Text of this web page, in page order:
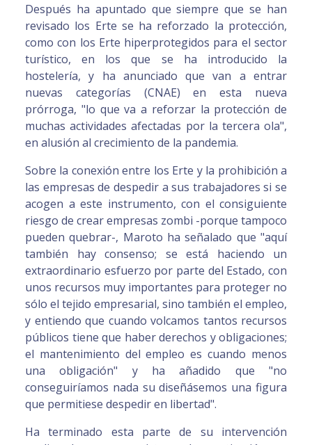
Después ha apuntado que siempre que se han
revisado los Erte se ha reforzado la protección,
como con los Erte hiperprotegidos para el sector
turístico, en los que se ha introducido la
hostelería, y ha anunciado que van a entrar
nuevas categorías (CNAE) en esta nueva
prórroga, "lo que va a reforzar la protección de
muchas actividades afectadas por la tercera ola",
en alusión al crecimiento de la pandemia.
Sobre la conexión entre los Erte y la prohibición a
las empresas de despedir a sus trabajadores si se
acogen a este instrumento, con el consiguiente
riesgo de crear empresas zombi -porque tampoco
pueden quebrar-, Maroto ha señalado que "aquí
también hay consenso; se está haciendo un
extraordinario esfuerzo por parte del Estado, con
unos recursos muy importantes para proteger no
sólo el tejido empresarial, sino también el empleo,
y entiendo que cuando volcamos tantos recursos
públicos tiene que haber derechos y obligaciones;
el mantenimiento del empleo es cuando menos
una obligación" y ha añadido que "no
conseguiríamos nada su diseñásemos una figura
que permitiese despedir en libertad".
Ha terminado esta parte de su intervención